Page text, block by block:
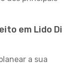
em Lido Di
a sua